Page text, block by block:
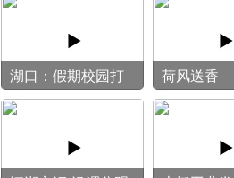
湖口：假期校园打
开“方便门” 群众
荷风送香